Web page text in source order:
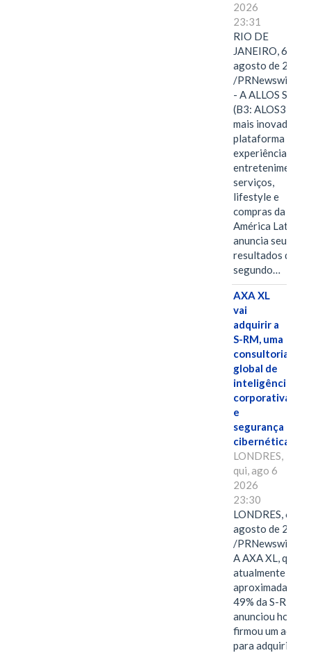
2026
23:31
RIO DE
JANEIRO, 6 de
agosto de 2026
/PRNewswire/ -
- A ALLOS S.A.
(B3: ALOS3), a
mais inovadora
plataforma de
experiências,
entretenimento,
serviços,
lifestyle e
compras da
América Latina
anuncia seus
resultados do
segundo…
AXA XL
vai
adquirir a
S-RM, uma
consultoria
global de
inteligência
corporativa
e
segurança
cibernética
LONDRES,
qui, ago 6
2026
23:30
LONDRES, 6 de
agosto de 2026
/PRNewswire/ --
A AXA XL, que
atualmente
49% da S-RM,
anunciou hoje
firmou um
para adquirir as